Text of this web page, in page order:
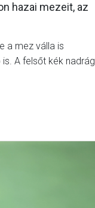
hazai mezeit, az
a mez válla is
A felsőt kék nadrág